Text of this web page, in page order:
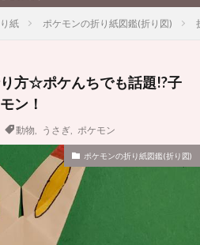
紙 ポケモンの折り紙図鑑(折り図)
方☆ポケんちでも話題!?子
ン！
動物 うさぎ ポケモン
ポケモンの折り紙図鑑(折り図)